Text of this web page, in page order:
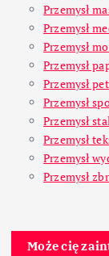
Przemysł
Przemysł
Przemysł
Przemysł
Przemysł
Przemysł
Przemysł
Przemysł
Przemysł
Przemysł
Może cię